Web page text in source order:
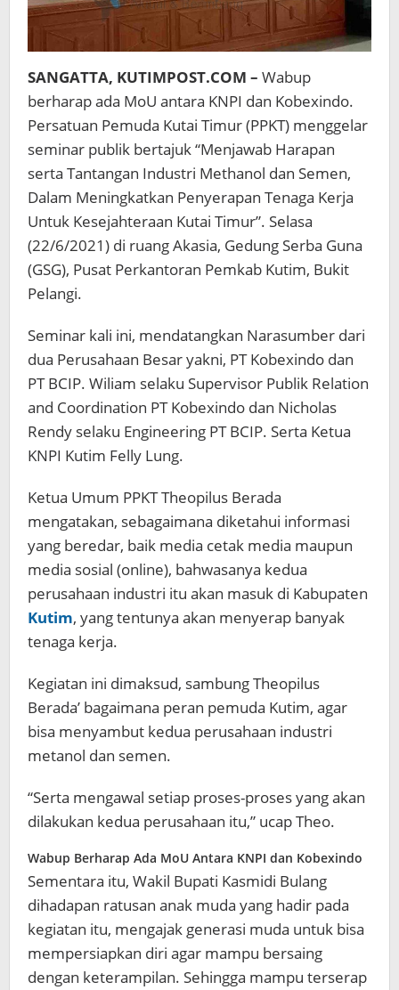
SANGATTA, KUTIMPOST.COM – Wabup
berharap ada MoU antara KNPI dan Kobexindo.
Persatuan Pemuda Kutai Timur (PPKT) menggelar
seminar publik bertajuk “Menjawab Harapan
serta Tantangan Industri Methanol dan Semen,
Dalam Meningkatkan Penyerapan Tenaga Kerja
Untuk Kesejahteraan Kutai Timur”. Selasa
(22/6/2021) di ruang Akasia, Gedung Serba Guna
(GSG), Pusat Perkantoran Pemkab Kutim, Bukit
Pelangi.
Seminar kali ini, mendatangkan Narasumber dari
dua Perusahaan Besar yakni, PT Kobexindo dan
PT BCIP. Wiliam selaku Supervisor Publik Relation
and Coordination PT Kobexindo dan Nicholas
Rendy selaku Engineering PT BCIP. Serta Ketua
KNPI Kutim Felly Lung.
Ketua Umum PPKT Theopilus Berada
mengatakan, sebagaimana diketahui informasi
yang beredar, baik media cetak media maupun
media sosial (online), bahwasanya kedua
perusahaan industri itu akan masuk di Kabupaten
Kutim, yang tentunya akan menyerap banyak
tenaga kerja.
Kegiatan ini dimaksud, sambung Theopilus
Berada’ bagaimana peran pemuda Kutim, agar
bisa menyambut kedua perusahaan industri
metanol dan semen.
“Serta mengawal setiap proses-proses yang akan
dilakukan kedua perusahaan itu,” ucap Theo.
Wabup Berharap Ada MoU Antara KNPI dan Kobexindo
Sementara itu, Wakil Bupati Kasmidi Bulang
dihadapan ratusan anak muda yang hadir pada
kegiatan itu, mengajak generasi muda untuk bisa
mempersiapkan diri agar mampu bersaing
dengan keterampilan. Sehingga mampu terserap